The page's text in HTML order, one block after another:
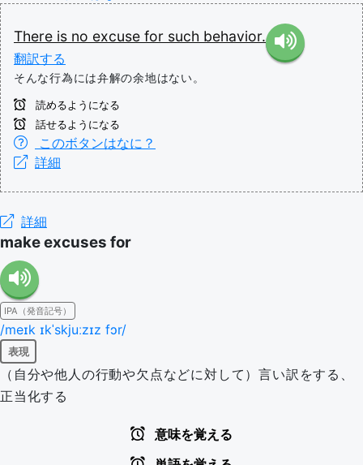
There is no excuse for such behavior.
翻訳する
そんな行為には弁解の余地はない。
読めるようになる
話せるようになる
このボタンはなに？
詳細
詳細
make excuses for
IPA（発音記号）
/meɪk ɪkˈskjuːzɪz fɔr/
表現
（自分や他人の行動や欠点などに対して）言い訳をする、
正当化する
意味を覚える